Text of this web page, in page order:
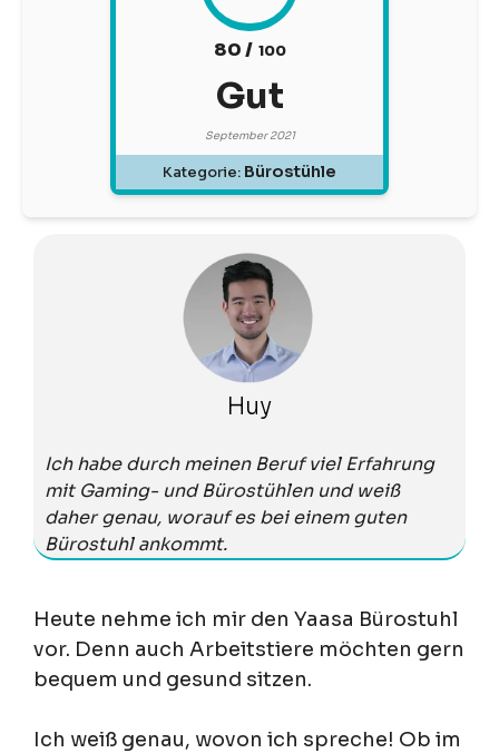
80 / 100
Gut
September 2021
Kategorie: Bürostühle
Huy
Ich habe durch meinen Beruf viel Erfahrung
mit Gaming- und Bürostühlen und weiß
daher genau, worauf es bei einem guten
Bürostuhl ankommt.
Heute nehme ich mir den Yaasa Bürostuhl
vor. Denn auch Arbeitstiere möchten gern
bequem und gesund sitzen.
Ich weiß genau, wovon ich spreche! Ob im